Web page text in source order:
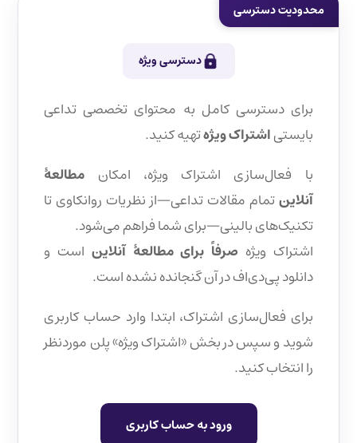
محدودیت دسترسی
دسترسی ویژه
برای دسترسی کامل به محتوای تخصصی تداعی
بایستیاشتراک ویژهتهیه کنید.
با فعال‌سازی اشتراک ویژه، امکان مطالعهٔ
آنلاینتمام مقالات تداعی—از نظریات روانکاوی تا
تکنیک‌های بالینی—برای شما فراهم می‌شود.
اشتراک ویژه صرفاً برای مطالعهٔ آنلاین است و
دانلود پی‌دی‌اف در آن گنجانده نشده است.
برای فعال‌سازی اشتراک، ابتدا وارد حساب کاربری
شوید و سپس در بخش «اشتراک ویژه» پلن موردنظر
را انتخاب کنید.
ورود به حساب کاربری